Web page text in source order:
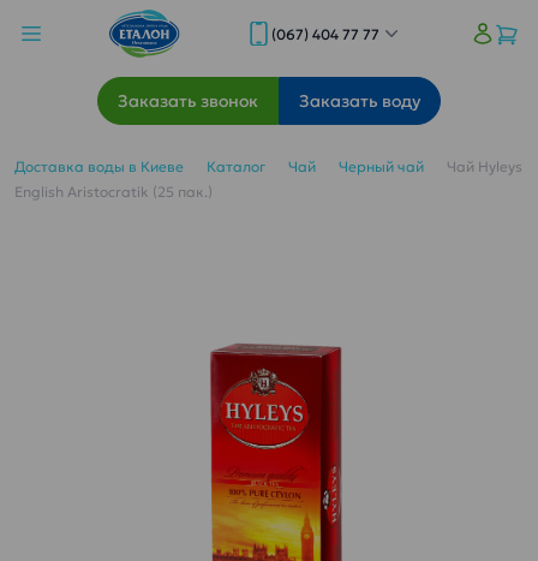
(067) 404 77 77
Заказать звонок Заказать воду
Доставка воды в Киеве Каталог Чай Черный чай
Чай Hyleys
English Aristocratik (25 пак.)